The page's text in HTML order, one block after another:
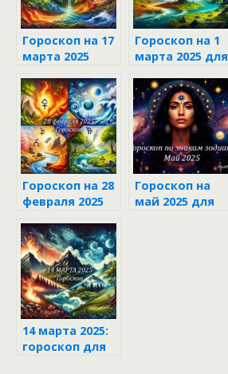
Гороскоп на 17
марта 2025
Гороскоп на 1
марта 2025 для
зодиака
Гороскоп на 28
февраля 2025
знака зодиака
Гороскоп на
май 2025 для
14 марта 2025:
гороскоп для